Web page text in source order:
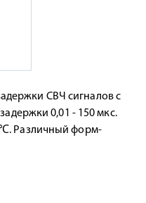
СВЧ сигналов с
0,01 - 150 мкс.
℃. Различный форм-